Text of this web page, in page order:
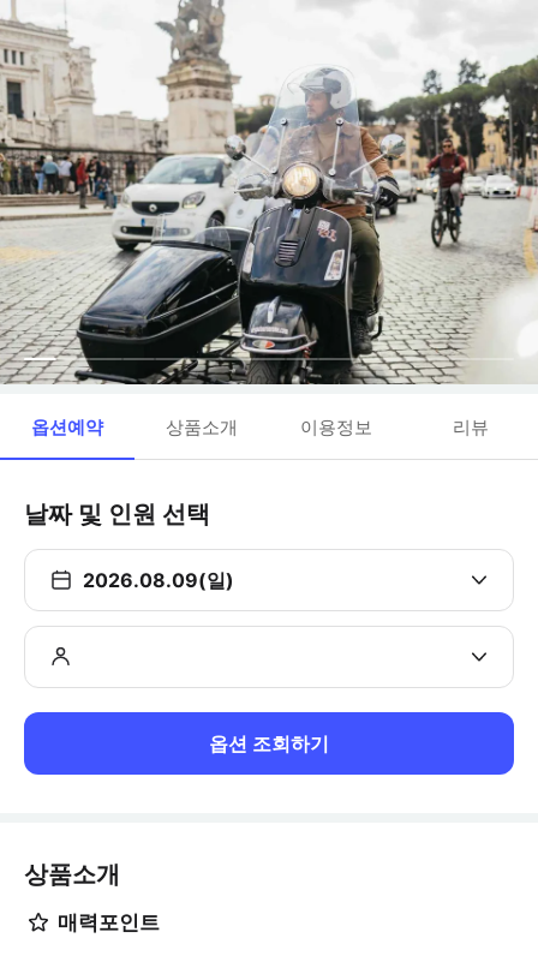
옵션예약 상품소개 이용정보 리뷰
날짜 및 인원 선택
2026.08.09(일)
옵션 조회하기
상품소개
매력포인트